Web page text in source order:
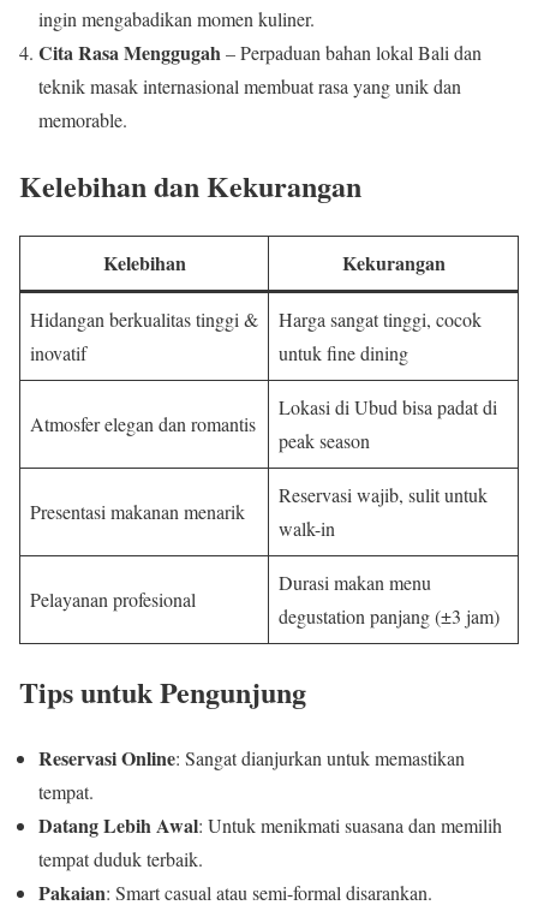
ingin mengabadikan momen kuliner.
Cita Rasa Menggugah– Perpaduan bahan lokal Bali dan
teknik masak internasional membuat rasa yang unik dan
memorable.
Kelebihan dan Kekurangan
Kelebihan Kekurangan
Hidangan berkualitas tinggi &
inovatif
Harga sangat tinggi, cocok
untuk fine dining
Atmosfer elegan dan romantis
Lokasi di Ubud bisa padat di
peak season
Presentasi makanan menarik
Reservasi wajib, sulit untuk
walk-in
Pelayanan profesional
Durasi makan menu
degustation panjang (±3 jam)
Tips untuk Pengunjung
Reservasi Online: Sangat dianjurkan untuk memastikan
tempat.
Datang Lebih Awal: Untuk menikmati suasana dan memilih
tempat duduk terbaik.
Pakaian: Smart casual atau semi-formal disarankan.